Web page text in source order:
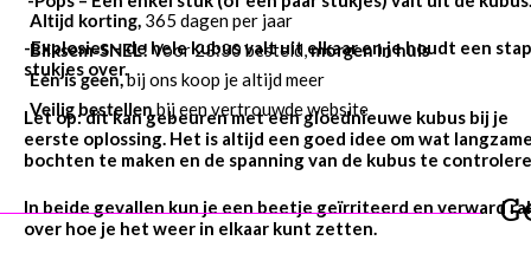
-Explosies – de hele kubus valt uit elkaar en je houdt een
stukjes over.
Let op: dit kan gebeuren met een gloednieuwe kubus bij je
eerste oplossing. Het is altijd een goed idee om wat langzame
bochten te maken en de spanning van de kubus te
In beide gevallen kun je een beetje geïrriteerd en verward
over hoe je het weer in elkaar kunt zetten.
Altijd korting, 365 dagen per jaar
Bliksem-SNEL! Voor 23:30 besteld,morgen in huis
Eén is geen,bij ons koop je altijd meer
Veilig bestellen bij een vertrouwde website